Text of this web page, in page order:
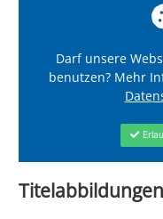
Darf unsere
benutzen? Mehr